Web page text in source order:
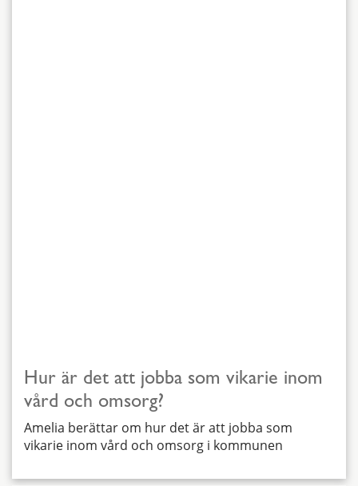
Hur är det att jobba som vikarie inom
vård och omsorg?
Amelia berättar om hur det är att jobba som
vikarie inom vård och omsorg i kommunen